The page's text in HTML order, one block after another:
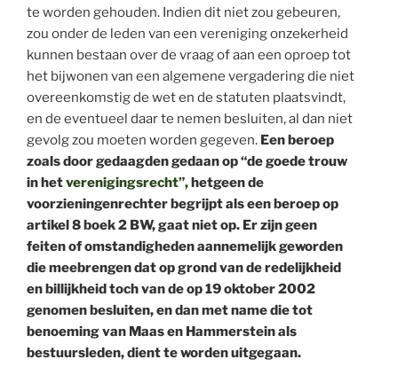
te worden gehouden. Indien dit niet zou gebeuren,
zou onder de leden van een vereniging onzekerheid
kunnen bestaan over de vraag of aan een oproep tot
het bijwonen van een algemene vergadering die niet
overeenkomstig de wet en de statuten plaatsvindt,
en de eventueel daar te nemen besluiten, al dan niet
gevolg zou moeten worden gegeven. Een beroep
zoals door gedaagden gedaan op “de goede trouw
in hetverenigingsrecht”,hetgeen de
voorzieningenrechter begrijpt als een beroep op
artikel 8 boek 2 BW, gaat niet op. Er zijn geen
feiten of omstandigheden aannemelijk geworden
die meebrengen dat op grond van de redelijkheid
en billijkheid toch van de op 19 oktober 2002
genomen besluiten, en dan met name die tot
benoeming van Maas en Hammerstein als
bestuursleden, dient te worden uitgegaan.